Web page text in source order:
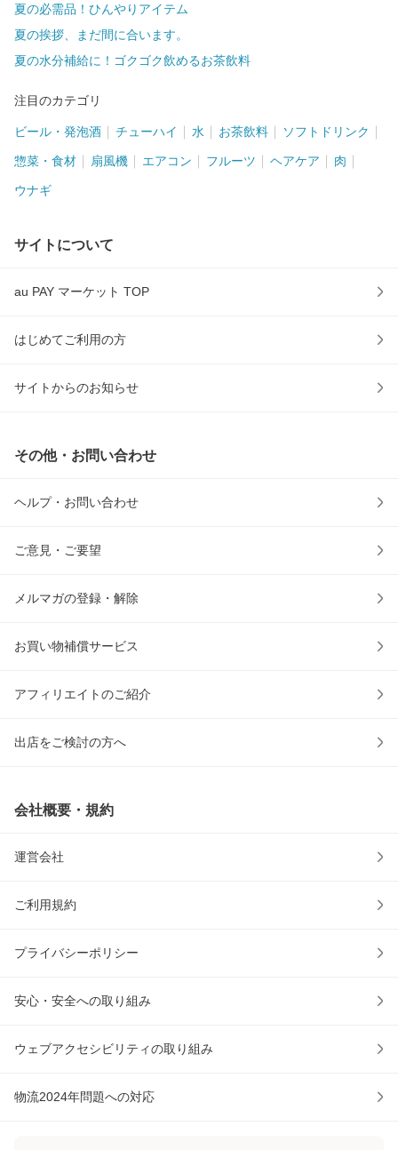
夏の必需品！ひんやりアイテム
夏の挨拶、まだ間に合います。
夏の水分補給に！ゴクゴク飲めるお茶飲料
注目のカテゴリ
ビール・発泡酒 チューハイ 水 お茶飲料 ソフトドリンク
惣菜・食材 扇風機 エアコン フルーツ ヘアケア 肉
ウナギ
サイトについて
au PAY マーケット TOP
はじめてご利用の方
サイトからのお知らせ
その他・お問い合わせ
ヘルプ・お問い合わせ
ご意見・ご要望
メルマガの登録・解除
お買い物補償サービス
アフィリエイトのご紹介
出店をご検討の方へ
会社概要・規約
運営会社
ご利用規約
プライバシーポリシー
安心・安全への取り組み
ウェブアクセシビリティの取り組み
物流2024年問題への対応